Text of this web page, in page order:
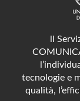
ll
tecnologie e
qualità,